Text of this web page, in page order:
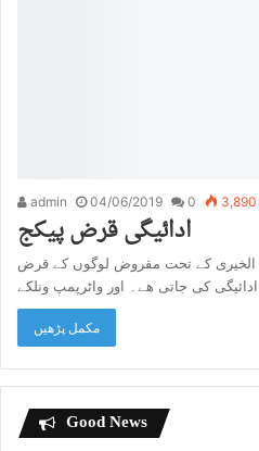
admin 04/06/2019 0 3,890
ادائیگی قرض پیکج
الخیری کے تحت مقروض لوگوں کے قرض
مکمل پڑھیں
Good News